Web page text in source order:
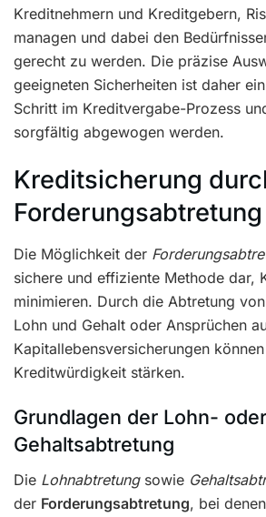
Kreditnehmern und Kreditgebern,
managen und dabei den
gerecht zu werden. Die präzise
geeigneten Sicherheiten ist daher
Schritt im Kreditvergabe-Prozess
sorgfältig abgewogen werden.
Kreditsicherung
Forderungsabtretung
Die Möglichkeit der
sichere und effiziente Methode dar,
minimieren. Durch die Abtretung
Lohn und Gehalt oder Ansprüchen
Kapitallebensversicherungen
Kreditwürdigkeit stärken.
Grundlagen der Lohn- oder
Gehaltsabtretung
Die Lohnabtretungsowie
der Forderungsabtretung, bei